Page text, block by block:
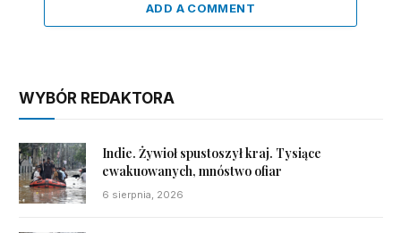
ADD A COMMENT
WYBÓR REDAKTORA
Indie. Żywioł spustoszył kraj. Tysiące
ewakuowanych, mnóstwo ofiar
6 sierpnia, 2026